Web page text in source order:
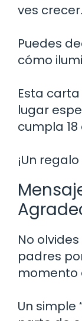
ves crecer.
Puedes
cómo
Esta
lugar
cumpla 18
¡Un
No
padres
momento
Un simple